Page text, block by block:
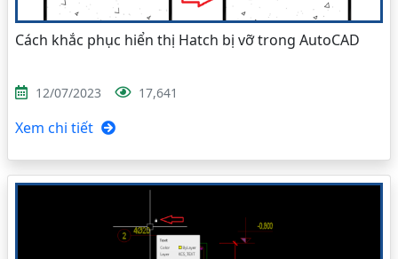
Cách khắc phục hiển thị Hatch bị vỡ trong AutoCAD
12/07/2023 17,641
Xem chi tiết